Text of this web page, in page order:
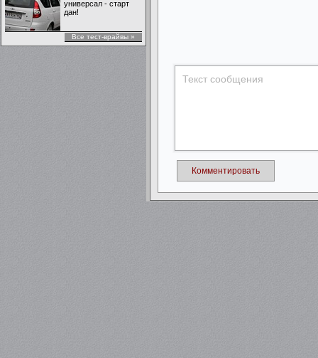
универсал - старт
дан!
Все тест-врайвы »
Комментировать